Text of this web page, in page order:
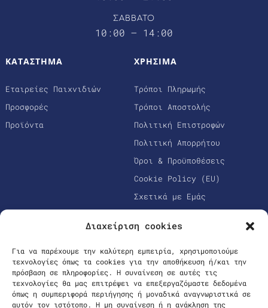
Διαχείριση cookies
Για να παρέχουμε την καλύτερη εμπειρία, χρησιμοποιούμε
τεχνολογίες όπως τα cookies για την αποθήκευση ή/και την
πρόσβαση σε πληροφορίες. Η συναίνεση σε αυτές τις
τεχνολογίες θα μας επιτρέψει να επεξεργαζόμαστε δεδομένα
όπως η συμπεριφορά περιήγησης ή μοναδικά αναγνωριστικά σε
αυτόν τον ιστότοπο. Η μη συναίνεση ή η ανάκληση της
ΣΑΒΒΑΤΟ
10:00 – 14:00
ΚΑΤΑΣΤΗΜΑ
Εταιρείες Παιχνιδιών
Προσφορές
Προϊόντα
ΧΡΗΣΙΜΑ
Τρόποι Πληρωμής
Τρόποι Αποστολής
Πολιτική Επιστροφών
Πολιτική Απορρήτου
Όροι & Προϋποθέσεις
Cookie Policy (EU)
Σχετικά με Εμάς